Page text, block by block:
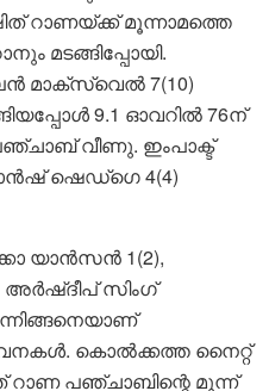
മൂന്നാമത്തെ
മടങ്ങിപ്പോയി.
മാക്സ്വെൽ 7(10)
9.1 ഓവറിൽ 76ന്
വീണു. ഇംപാക്ട്
ഷെഡ്ഗെ 4(4)
യാൻസൻ 1(2),
അർഷ്ദീപ് സിംഗ്
കൊൽക്കത്ത നൈറ്റ്
റാണ പഞ്ചാബിന്റെ മൂന്ന്